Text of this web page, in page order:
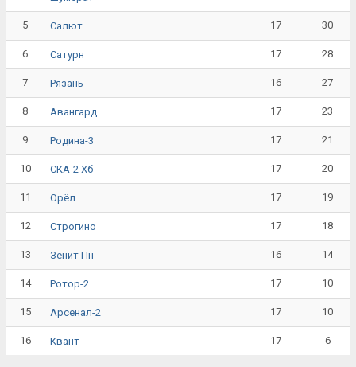
5 Салют 17 30
6 Сатурн 17 28
7 Рязань 16 27
8 Авангард 17 23
9 Родина-3 17 21
10 СКА-2 Хб 17 20
11 Орёл 17 19
12 Строгино 17 18
13 Зенит Пн 16 14
14 Ротор-2 17 10
15 Арсенал-2 17 10
16 Квант 17 6